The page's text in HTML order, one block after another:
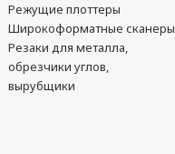
Режущие плоттеры
Широкоформатные сканеры
Резаки для металла,
обрезчики углов,
вырубщики